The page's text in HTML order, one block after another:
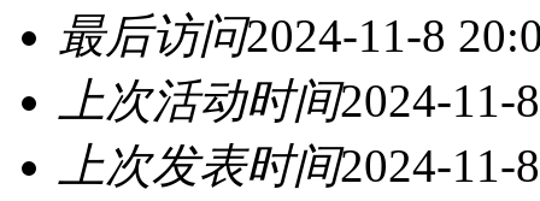
最后访问2024-11-8
上次活动时间2024-11-
上次发表时间2024-11-